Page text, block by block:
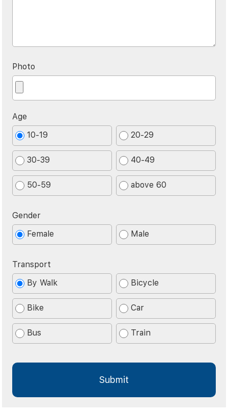
Photo
Age
10-19
20-29
30-39 40-49
50-59 above 60
Gender
Female
Male
Transport
By Walk
Bicycle
Bike Car
Bus Train